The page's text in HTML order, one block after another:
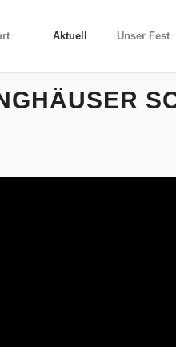
Aktuell Unser Fest